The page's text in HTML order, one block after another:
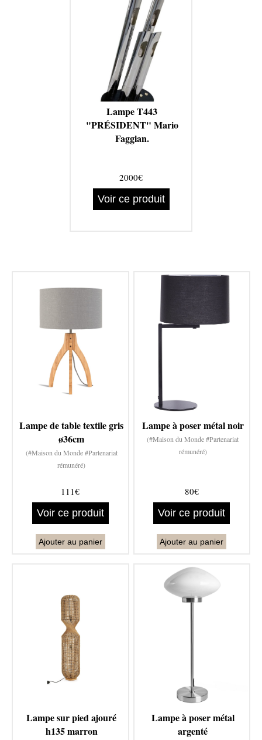
Lampe T443
"PRÉSIDENT" Mario
Faggian.
2000€
Voir ce produit
Lampe de table textile gris
ø36cm
(#Maison du Monde #Partenariat
rémunéré)
111€
Voir ce produit
Ajouter au panier
Lampe à poser métal noir
(#Maison du Monde #Partenariat
rémunéré)
80€
Voir ce produit
Ajouter au panier
Lampe sur pied ajouré
h135 marron
Lampe à poser métal
argenté